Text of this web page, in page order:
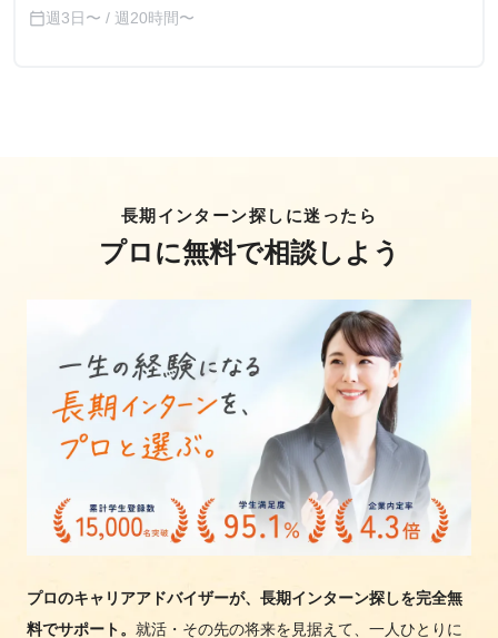
千駄ヶ谷駅 徒歩10分
calendar_today週3日〜 / 週20時間〜
長期インターン探しに迷ったら
プロに無料で相談しよう
プロのキャリアアドバイザーが、長期インターン探しを完全無
料でサポート。 就活・その先の将来を見据えて、一人ひとりに